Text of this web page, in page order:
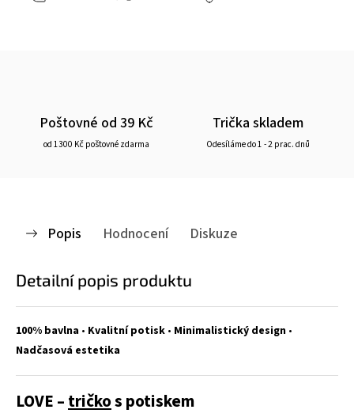
Poštovné od 39 Kč
od 1300 Kč poštovné zdarma
Trička skladem
Odesíláme do 1 - 2 prac. dnů
Popis Hodnocení Diskuze
Detailní popis produktu
100% bavlna • Kvalitní potisk • Minimalistický design •
Nadčasová estetika
LOVE – tričkos potiskem